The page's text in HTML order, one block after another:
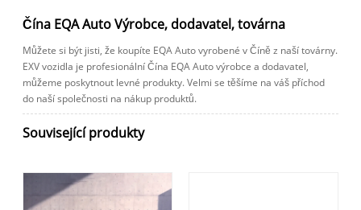
Čína EQA Auto Výrobce, dodavatel, továrna
Můžete si být jisti, že koupíte EQA Auto vyrobené v Číně z naší továrny.
EXV vozidla je profesionální Čína EQA Auto výrobce a dodavatel,
můžeme poskytnout levné produkty. Velmi se těšíme na váš příchod
do naší společnosti na nákup produktů.
Související produkty